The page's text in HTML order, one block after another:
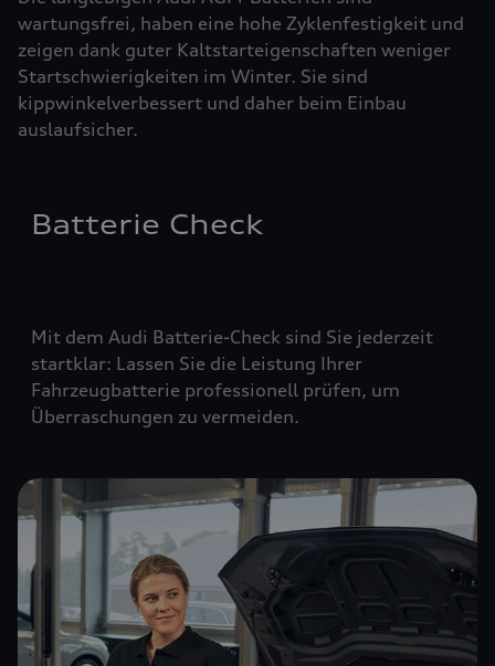
wartungsfrei, haben eine hohe Zyklenfestigkeit und
zeigen dank guter Kaltstarteigenschaften weniger
Startschwierigkeiten im Winter. Sie sind
kippwinkelverbessert und daher beim Einbau
auslaufsicher.
Batterie Check
Mit dem Audi Batterie-Check sind Sie jederzeit
startklar: Lassen Sie die Leistung Ihrer
Fahrzeugbatterie professionell prüfen, um
Überraschungen zu vermeiden.